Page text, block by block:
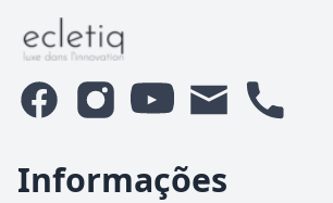
Informações